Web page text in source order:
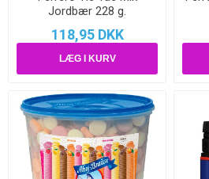
Jordbær 228 g.
118,95 DKK